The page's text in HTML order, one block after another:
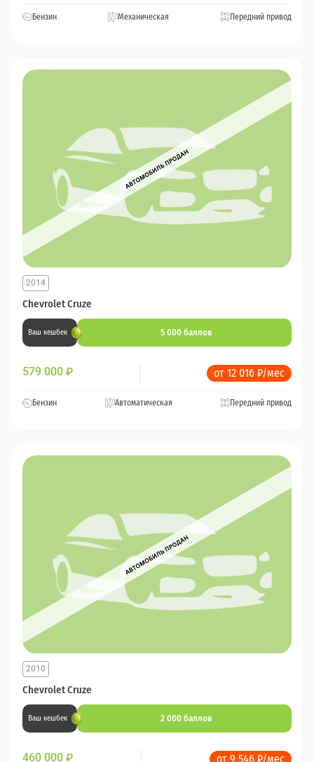
Бензин Механическая Передний привод
Chevrolet Cruze
2014
Ваш кешбек 5 000 баллов
579 000 ₽ от 12 016 ₽/мес
Бензин Автоматическая Передний привод
Chevrolet Cruze
2010
Ваш кешбек 2 000 баллов
460 000 ₽ от 9 546 ₽/мес